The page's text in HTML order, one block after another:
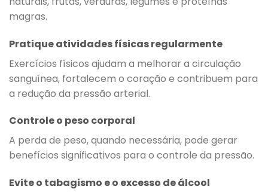
magras.
Pratique atividades físicas regularmente
Exercícios físicos ajudam a melhorar a circulação
sanguínea, fortalecem o coração e contribuem para
a redução da pressão arterial.
Controle o peso corporal
A perda de peso, quando necessária, pode gerar
benefícios significativos para o controle da pressão.
Evite o tabagismo e o excesso de álcool